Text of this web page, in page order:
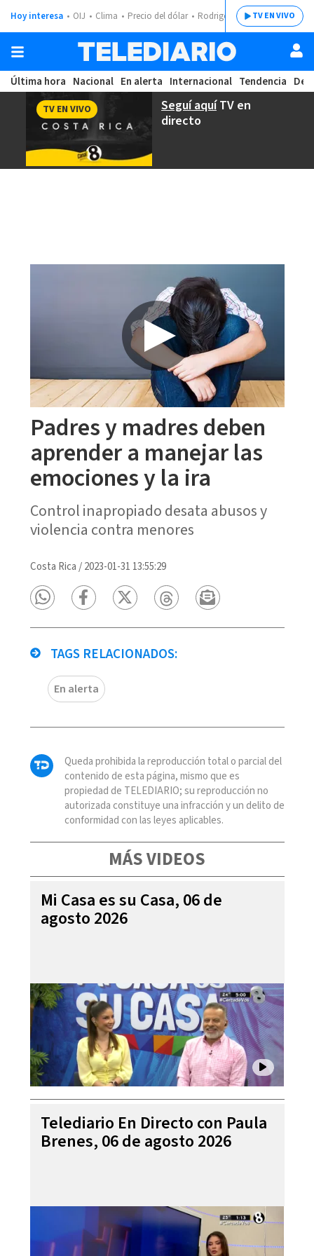
Hoy interesa OIJ Clima Precio del dólar Rodrigo ChavesTV EN VIVO
Última hora Nacional En alerta Internacional Tendencia
Seguí aquíTV en
directo
TV EN VIVO
Padres y madres deben
aprender a manejar las
emociones y la ira
Control inapropiado desata abusos y
violencia contra menores
Costa Rica /2023-01-31 13:55:29
TAGS RELACIONADOS:
En alerta
Queda prohibida la reproducción total o parcial del
contenido de esta página, mismo que es
propiedad de TELEDIARIO; su reproducción no
autorizada constituye una infracción y un delito de
conformidad con las leyes aplicables.
MÁS VIDEOS
Mi Casa es su Casa, 06 de
agosto 2026
Telediario En Directo con Paula
Brenes, 06 de agosto 2026